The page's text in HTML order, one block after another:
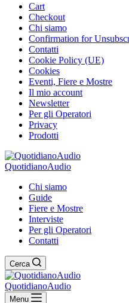
Cart
Checkout
Chi siamo
Confirmation for
Contatti
Cookie Policy (UE)
Cookies
Eventi, Fiere e Mostre
Il mio account
Newsletter
Per gli Operatori
Privacy
Prodotti
QuotidianoAudio
Chi siamo
Guide
Fiere e Mostre
Interviste
Per gli Operatori
Contatti
Cerca
QuotidianoAudio
Menu